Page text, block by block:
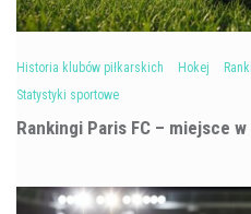
Historia klubów piłkarskich Hokej
Statystyki sportowe
Rankingi Paris FC – miejsce